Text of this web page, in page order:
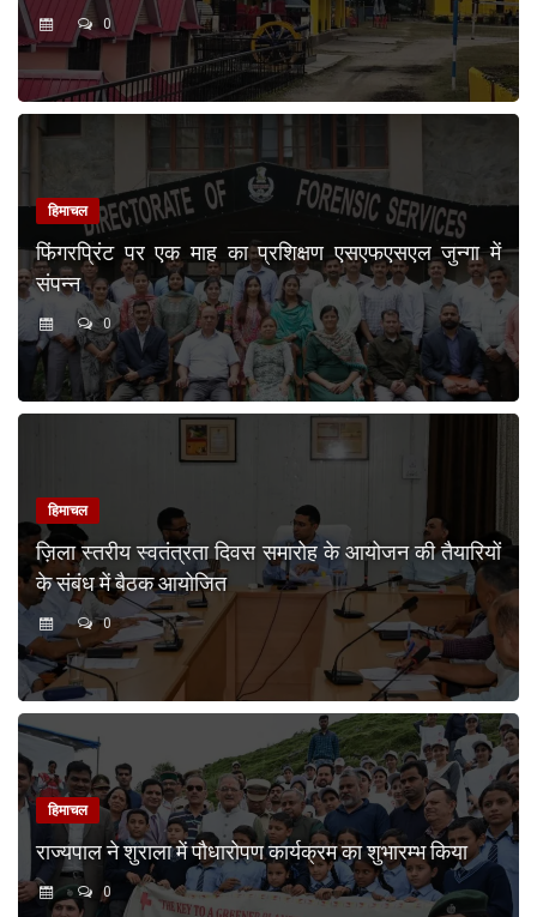
0
हिमाचल
फिंगरप्रिंट पर एक माह का प्रशिक्षण एसएफएसएल जुन्गा में
संपन्न
0
हिमाचल
ज़िला स्तरीय स्वतंत्रता दिवस समारोह के आयोजन की तैयारियों
के संबंध में बैठक आयोजित
0
हिमाचल
राज्यपाल ने शुराला में पौधारोपण कार्यक्रम का शुभारम्भ किया
0